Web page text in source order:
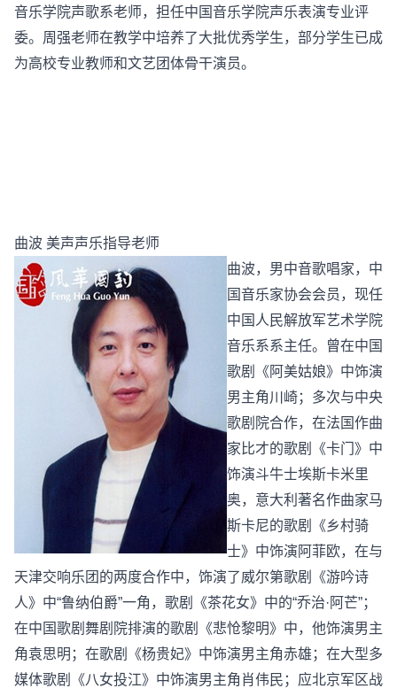
音乐学院声歌系老师，担任中国音乐学院声乐表演专业评
委。周强老师在教学中培养了大批优秀学生，部分学生已成
为高校专业教师和文艺团体骨干演员。
曲波 美声声乐指导老师
曲波，男中音歌唱家，中
国音乐家协会会员，现任
中国人民解放军艺术学院
音乐系系主任。曾在中国
歌剧《阿美姑娘》中饰演
男主角川崎；多次与中央
歌剧院合作，在法国作曲
家比才的歌剧《卡门》中
饰演斗牛士埃斯卡米里
奥，意大利著名作曲家马
斯卡尼的歌剧《乡村骑
士》中饰演阿菲欧，在与
天津交响乐团的两度合作中，饰演了威尔第歌剧《游吟诗
人》中“鲁纳伯爵”一角，歌剧《茶花女》中的“乔治·阿芒”；
在中国歌剧舞剧院排演的歌剧《悲怆黎明》中，他饰演男主
角袁思明；在歌剧《杨贵妃》中饰演男主角赤雄；在大型多
媒体歌剧《八女投江》中饰演男主角肖伟民；应北京军区战